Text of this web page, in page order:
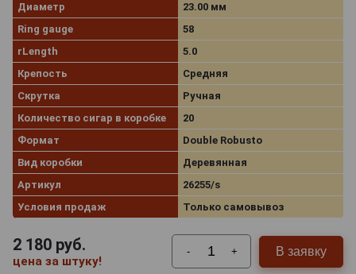
Диаметр
23.00 мм
Ring gauge
58
rLength
5.0
Крепость
Средняя
Скрутка
Ручная
Количество сигар в коробке
20
Формат
Double Robusto
Вид коробки
Деревянная
Артикул
26255/s
Условия продаж
Только самовывоз
2 180 руб.
цена за штуку!
- + В заявку